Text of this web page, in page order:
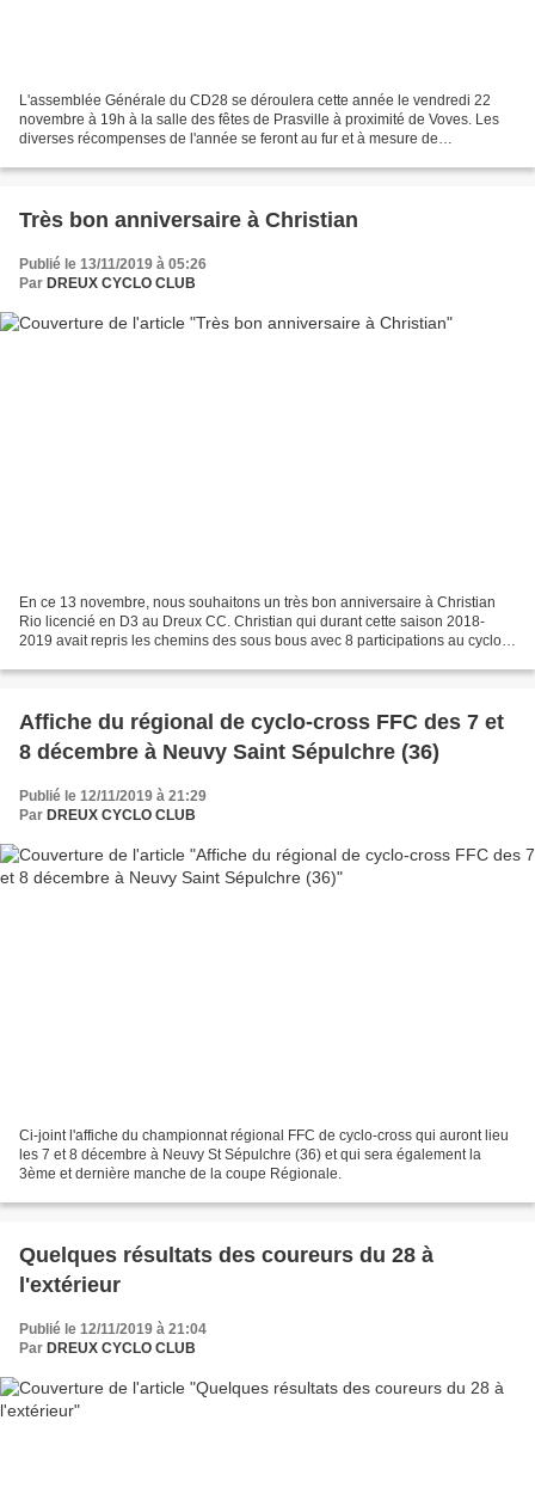
L'assemblée Générale du CD28 se déroulera cette année le vendredi 22
novembre à 19h à la salle des fêtes de Prasville à proximité de Voves. Les
diverses récompenses de l'année se feront au fur et à mesure de
Très bon anniversaire à Christian
Publié le 13/11/2019 à 05:26
Par DREUX CYCLO CLUB
En ce 13 novembre, nous souhaitons un très bon anniversaire à Christian
Rio licencié en D3 au Dreux CC. Christian qui durant cette saison 2018-
2019 avait repris les chemins des sous bous avec 8 participations au cyclo-
Affiche du régional de cyclo-cross FFC des 7 et
8 décembre à Neuvy Saint Sépulchre (36)
Publié le 12/11/2019 à 21:29
Par DREUX CYCLO CLUB
Ci-joint l'affiche du championnat régional FFC de cyclo-cross qui auront lieu
les 7 et 8 décembre à Neuvy St Sépulchre (36) et qui sera également la
3ème et dernière manche de la coupe Régionale.
Quelques résultats des coureurs du 28 à
l'extérieur
Publié le 12/11/2019 à 21:04
Par DREUX CYCLO CLUB